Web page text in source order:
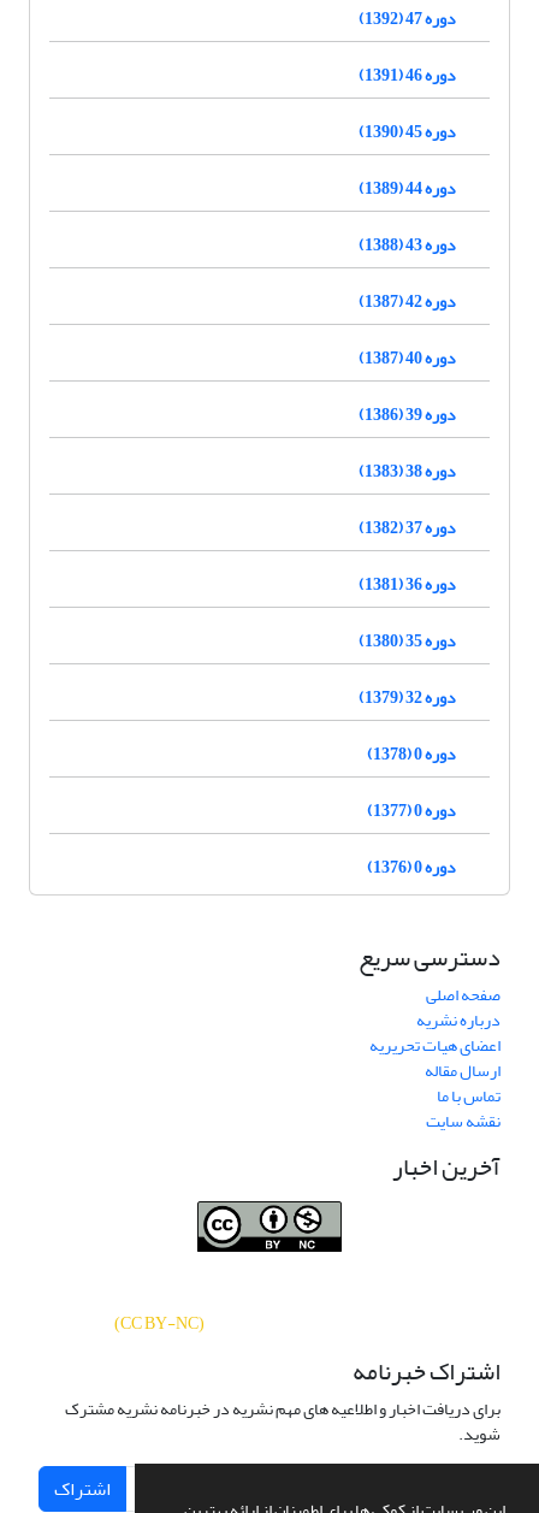
دوره 47 (1392)
دوره 46 (1391)
دوره 45 (1390)
دوره 44 (1389)
دوره 43 (1388)
دوره 42 (1387)
دوره 40 (1387)
دوره 39 (1386)
دوره 38 (1383)
دوره 37 (1382)
دوره 36 (1381)
دوره 35 (1380)
دوره 32 (1379)
دوره 0 (1378)
دوره 0 (1377)
دوره 0 (1376)
دسترسی سریع
صفحه اصلی
درباره نشریه
اعضای هیات تحریریه
ارسال مقاله
تماس با ما
نقشه سایت
آخرین اخبار
(
CC BY-NC
)
اشتراک خبرنامه
برای دریافت اخبار و اطلاعیه های مهم نشریه در خبرنامه نشریه مشترک
شوید.
اشتراک